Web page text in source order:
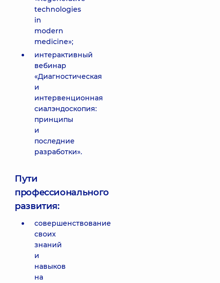
technologies
in
modern
medicine»;
интерактивный
вебинар
«Диагностическая
и
интервенционная
сиалэндоскопия:
принципы
и
последние
разработки».
Пути
профессионального
развития:
совершенствование
своих
знаний
и
навыков
на